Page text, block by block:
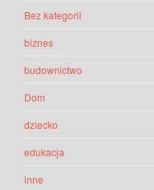
Bez kategorii
biznes
budownictwo
Dom
dziecko
edukacja
inne